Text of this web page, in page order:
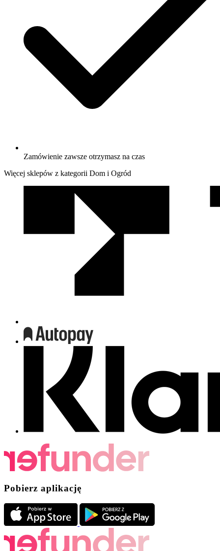
Zamówienie zawsze otrzymasz na czas
Więcej sklepów z kategorii Dom i Ogród
Pobierz aplikację